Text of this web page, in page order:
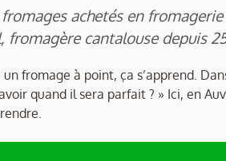
achetés en
fromagère cantalouse depuis
fromage à point, ça s’apprend.
quand il sera parfait ? » Ici, en